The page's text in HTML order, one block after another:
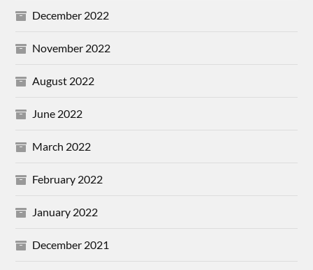
December 2022
November 2022
August 2022
June 2022
March 2022
February 2022
January 2022
December 2021